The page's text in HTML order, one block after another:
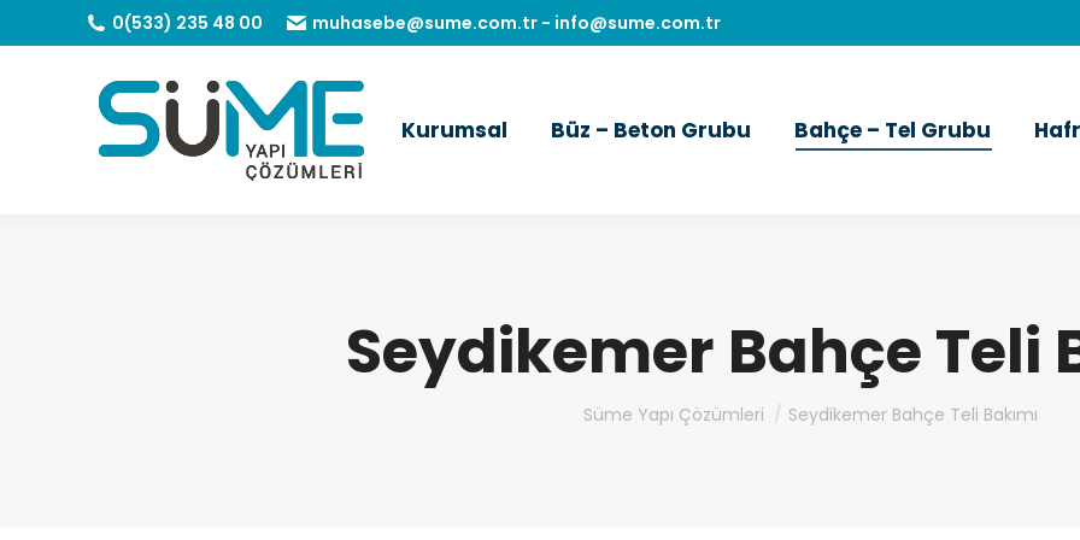
0(533) 235 48 00 muhasebe@sume.com.tr - info@sume.com.tr
Kurumsal Büz – Beton Grubu Bahçe – Tel Grubu
Seydikemer Bahçe Teli
You are here:
Süme Yapı Çözümleri Seydikemer Bahçe Teli Bakımı